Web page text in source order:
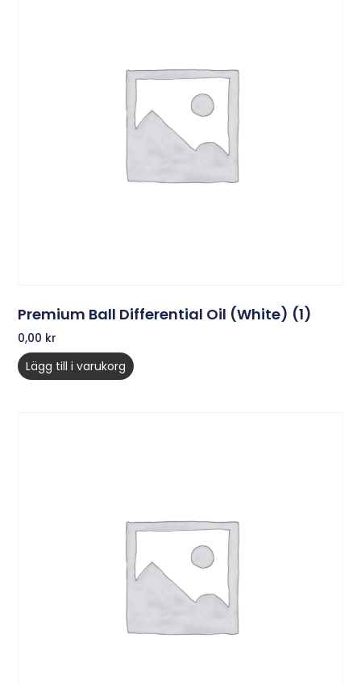
Premium Ball Differential Oil (White) (1)
0,00 kr
Lägg till i varukorg